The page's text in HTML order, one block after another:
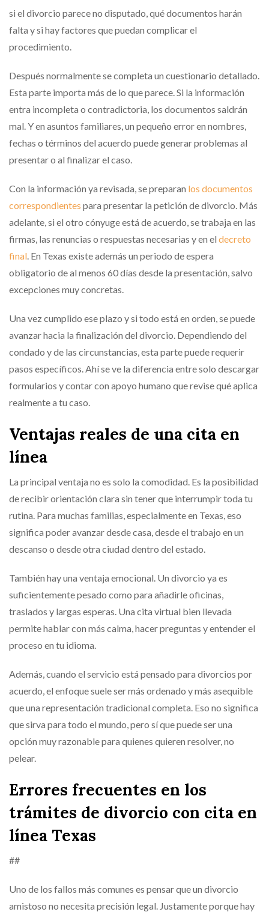
si el divorcio parece no disputado, qué documentos harán
falta y si hay factores que puedan complicar el
procedimiento.
Después normalmente se completa un cuestionario detallado.
Esta parte importa más de lo que parece. Si la información
entra incompleta o contradictoria, los documentos saldrán
mal. Y en asuntos familiares, un pequeño error en nombres,
fechas o términos del acuerdo puede generar problemas al
presentar o al finalizar el caso.
Con la información ya revisada, se preparan los documentos
correspondientes para presentar la petición de divorcio. Más
adelante, si el otro cónyuge está de acuerdo, se trabaja en las
firmas, las renuncias o respuestas necesarias y en el decreto
final . En Texas existe además un periodo de espera
obligatorio de al menos 60 días desde la presentación, salvo
excepciones muy concretas.
Una vez cumplido ese plazo y si todo está en orden, se puede
avanzar hacia la finalización del divorcio. Dependiendo del
condado y de las circunstancias, esta parte puede requerir
pasos específicos. Ahí se ve la diferencia entre solo descargar
formularios y contar con apoyo humano que revise qué aplica
realmente a tu caso.
Ventajas reales de una cita en
línea
La principal ventaja no es solo la comodidad. Es la posibilidad
de recibir orientación clara sin tener que interrumpir toda tu
rutina. Para muchas familias, especialmente en Texas, eso
significa poder avanzar desde casa, desde el trabajo en un
descanso o desde otra ciudad dentro del estado.
También hay una ventaja emocional. Un divorcio ya es
suficientemente pesado como para añadirle oficinas,
traslados y largas esperas. Una cita virtual bien llevada
permite hablar con más calma, hacer preguntas y entender el
proceso en tu idioma.
Además, cuando el servicio está pensado para divorcios por
acuerdo, el enfoque suele ser más ordenado y más asequible
que una representación tradicional completa. Eso no significa
que sirva para todo el mundo, pero sí que puede ser una
opción muy razonable para quienes quieren resolver, no
pelear.
Errores frecuentes en los
trámites de divorcio con cita en
línea Texas
##
Uno de los fallos más comunes es pensar que un divorcio
amistoso no necesita precisión legal. Justamente porque hay